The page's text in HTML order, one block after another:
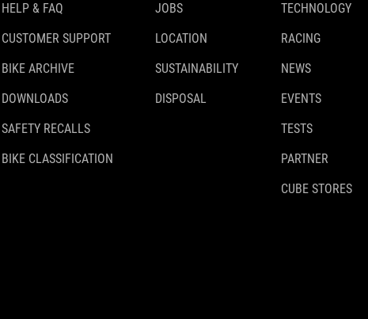
HELP & FAQ
CUSTOMER SUPPORT
BIKE ARCHIVE
DOWNLOADS
SAFETY RECALLS
BIKE CLASSIFICATION
JOBS
LOCATION
SUSTAINABILITY
DISPOSAL
TECHNOLOGY
RACING
NEWS
EVENTS
TESTS
PARTNER
CUBE STORES